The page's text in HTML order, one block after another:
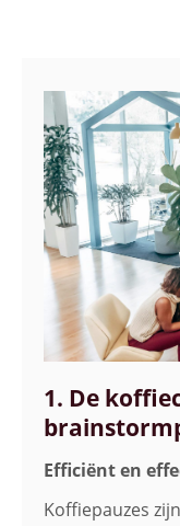
1. De
Efficiënt en
Koffiepauzes